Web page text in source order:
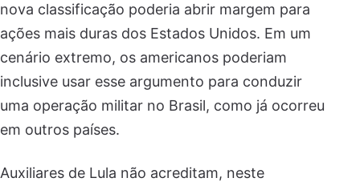
nova classificação poderia abrir margem para
ações mais duras dos Estados Unidos. Em um
cenário extremo, os americanos poderiam
inclusive usar esse argumento para conduzir
uma operação militar no Brasil, como já ocorreu
em outros países.
Auxiliares de Lula não acreditam, neste